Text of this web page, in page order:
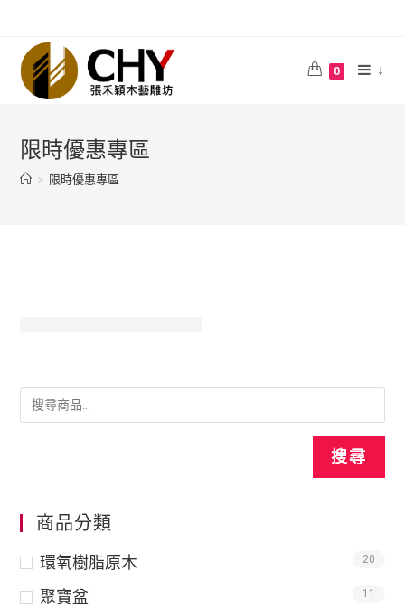
0 ↓
限時優惠專區
> 限時優惠專區
搜尋
商品分類
環氧樹脂原木 20
聚寶盆 11